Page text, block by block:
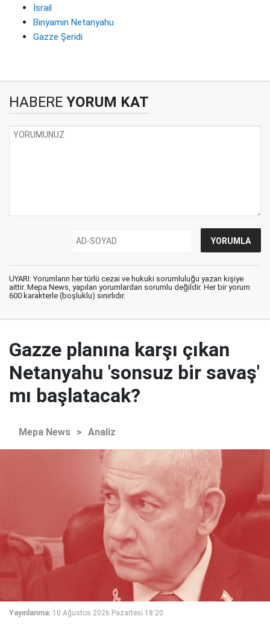
İsrail
Binyamin Netanyahu
Gazze Şeridi
HABERE YORUM KAT
UYARI: Yorumların her türlü cezai ve hukuki sorumluluğu yazan kişiye
aittir. Mepa News, yapılan yorumlardan sorumlu değildir. Her bir yorum
600 karakterle (boşluklu) sınırlıdır.
Gazze planına karşı çıkan
Netanyahu 'sonsuz bir savaş'
mı başlatacak?
Mepa News > Analiz
Yayınlanma: 10 Ağustos 2026 Pazartesi 18:20